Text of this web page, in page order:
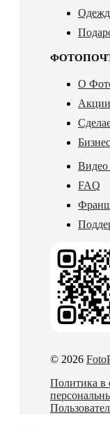
О
Акции
Видео
FAQ
© 2026
Политика в